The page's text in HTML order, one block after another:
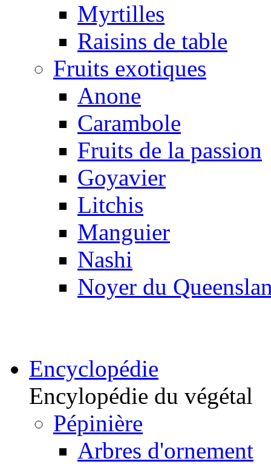
Myrtilles
Raisins de table
Fruits exotiques
Anone
Carambole
Fruits de la passion
Goyavier
Litchis
Manguier
Nashi
Noyer du
Encyclopédie
Encylopédie du végétal
Pépinière
Arbres d'ornement